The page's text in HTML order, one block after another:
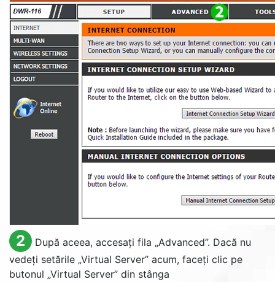
2 După aceea, accesați fila „Advanced”. Dacă nu
vedeți setările „Virtual Server” acum, faceți clic pe
butonul „Virtual Server” din stânga